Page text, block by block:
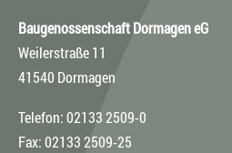
Baugenossenschaft Dormagen eG
Weilerstraße 11
41540 Dormagen
Telefon: 02133 2509-0
Fax: 02133 2509-25